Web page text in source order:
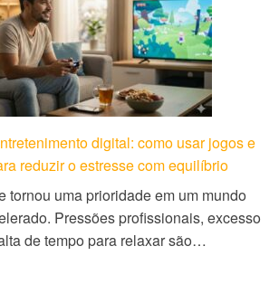
digital: como usar jogos e
reduzir o estresse com equilíbrio
tornou uma prioridade em um mundo
Pressões profissionais, excesso
de tempo para relaxar são…